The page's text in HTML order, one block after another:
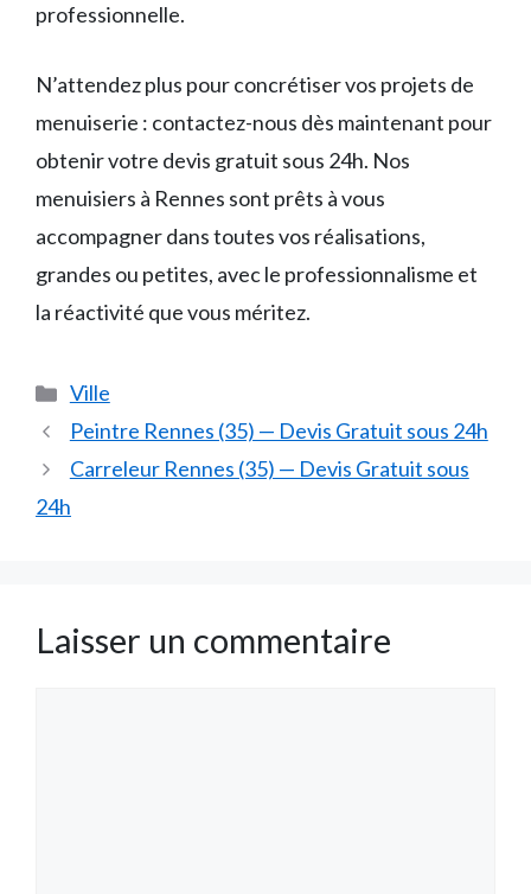
professionnelle.
N’attendez plus pour concrétiser vos projets de
menuiserie : contactez-nous dès maintenant pour
obtenir votre devis gratuit sous 24h. Nos
menuisiers à Rennes sont prêts à vous
accompagner dans toutes vos réalisations,
grandes ou petites, avec le professionnalisme et
la réactivité que vous méritez.
Catégories
Ville
Peintre Rennes (35) — Devis Gratuit sous 24h
Carreleur Rennes (35) — Devis Gratuit sous
24h
Laisser un commentaire